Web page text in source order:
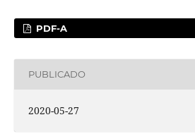
PDF-A
PUBLICADO
2020-05-27